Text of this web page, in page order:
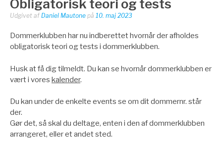
Obligatorisk teori og tests
Udgivet af Daniel Mautone på 10. maj 2023
Dommerklubben har nu indberettet hvornår der afholdes
obligatorisk teori og tests i dommerklubben.
Husk at få dig tilmeldt. Du kan se hvornår dommerklubben er
vært i vores kalender.
Du kan under de enkelte events se om dit dommernr. står
der.
Gør det, så skal du deltage, enten i den af dommerklubben
arrangeret, eller et andet sted.